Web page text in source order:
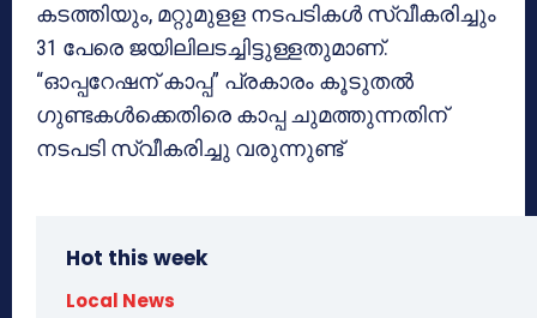
കടത്തിയും, മറ്റുമുളള നടപടികൾ സ്വീകരിച്ചും
31 പേരെ ജയിലിലടച്ചിട്ടുള്ളതുമാണ്.
“ഓപ്പറേഷന് കാപ്പ” പ്രകാരം കൂടുതൽ
ഗുണ്ടകൾക്കെതിരെ കാപ്പ ചുമത്തുന്നതിന്
നടപടി സ്വീകരിച്ചു വരുന്നുണ്ട്
Hot this week
Local News